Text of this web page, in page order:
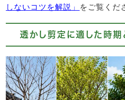
しないコツを解説」
をご覧くだ
透かし剪定に適した時期